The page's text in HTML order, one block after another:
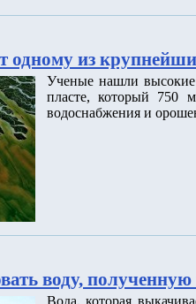
одному из
Ученые нашли
пласте, который 750
водоснабжения и
воду,
Вода, которая